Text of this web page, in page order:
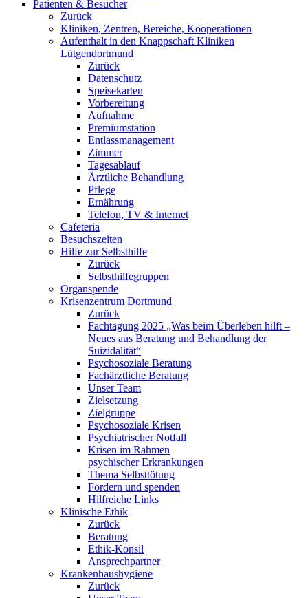
Patienten & Besucher
Zurück
Kliniken, Zentren, Bereiche, Kooperationen
Aufenthalt in den Knappschaft Kliniken
Lütgendortmund
Zurück
Datenschutz
Speisekarten
Vorbereitung
Aufnahme
Premiumstation
Entlassmanagement
Zimmer
Tagesablauf
Ärztliche Behandlung
Pflege
Ernährung
Telefon, TV & Internet
Cafeteria
Besuchszeiten
Hilfe zur Selbsthilfe
Zurück
Selbsthilfegruppen
Organspende
Krisenzentrum Dortmund
Zurück
Fachtagung 2025 „Was beim Überleben hilft –
Neues aus Beratung und Behandlung der
Suizidalität“
Psychosoziale Beratung
Fachärztliche Beratung
Unser Team
Zielsetzung
Zielgruppe
Psychosoziale Krisen
Psychiatrischer Notfall
Krisen im Rahmen
psychischer Erkrankungen
Thema Selbsttötung
Fördern und spenden
Hilfreiche Links
Klinische Ethik
Zurück
Beratung
Ethik-Konsil
Ansprechpartner
Krankenhaushygiene
Zurück